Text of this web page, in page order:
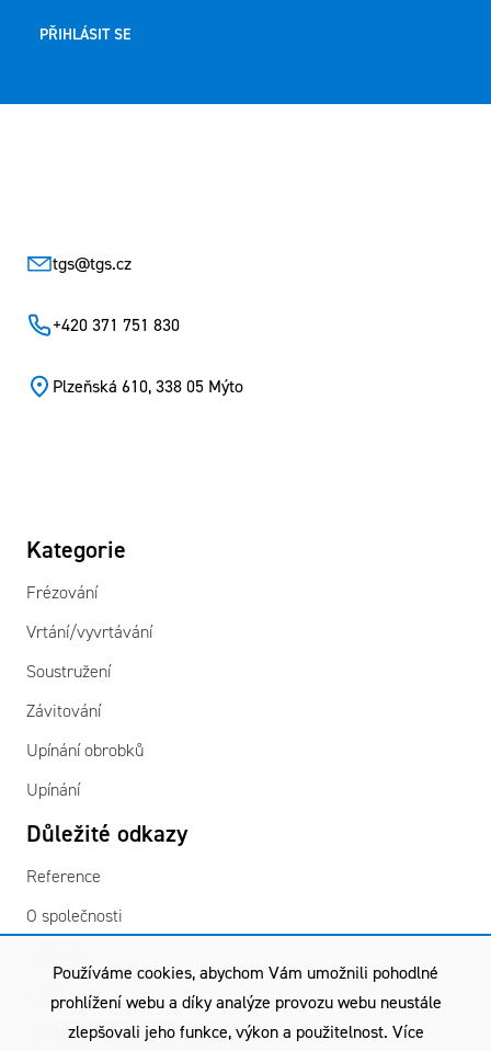
Používáme cookies, abychom Vám umožnili pohodlné
prohlížení webu a díky analýze provozu webu neustále
zlepšovali jeho funkce, výkon a použitelnost. Více
PŘIHLÁSIT SE
tgs@tgs.cz
+420 371 751 830
Plzeňská 610, 338 05 Mýto
Kategorie
Frézování
Vrtání/vyvrtávání
Soustružení
Závitování
Upínání obrobků
Upínání
Důležité odkazy
Reference
O společnosti
GDPR
Všeobecné obchodní podmínky